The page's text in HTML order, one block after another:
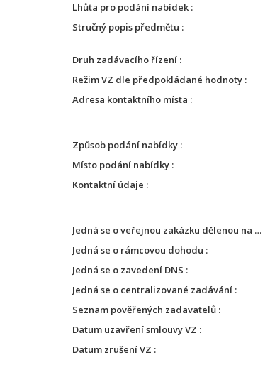
Lhůta pro podání nabídek
Stručný popis předmětu
Druh zadávacího řízení
Režim VZ dle předpokládané hodnoty
Adresa kontaktního místa
Způsob podání nabídky
Místo podání nabídky
Kontaktní údaje
Jedná se o veřejnou zakázku dělenou na části
Jedná se o rámcovou dohodu
Jedná se o zavedení DNS
Jedná se o centralizované zadávání
Seznam pověřených zadavatelů
Datum uzavření smlouvy VZ
Datum zrušení VZ